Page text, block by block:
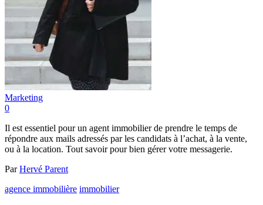
Marketing
0
Il est essentiel pour un agent immobilier de prendre le temps de
répondre aux mails adressés par les candidats à l’achat, à la vente,
ou à la location. Tout savoir pour bien gérer votre messagerie.
ParHervé Parent
agence immobilière immobilier